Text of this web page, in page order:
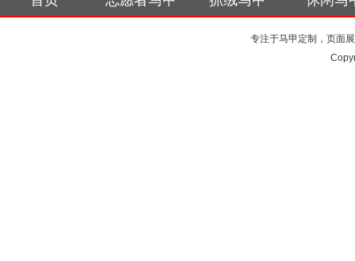
专注于马甲定制，页面